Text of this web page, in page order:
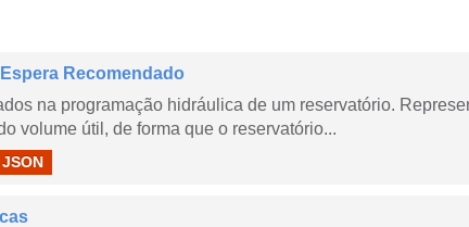
Recomendado
na programação hidráulica de um reservatório.
volume útil, de forma que o reservatório...
JSON